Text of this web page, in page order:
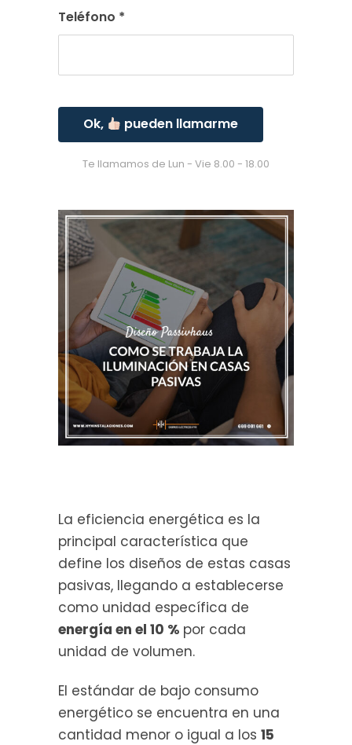
Teléfono *
Ok, pueden llamarme
Te llamamos de Lun - Vie 8.00 - 18.00
La eficiencia energética es la
principal característica que
define los diseños de estas casas
pasivas, llegando a establecerse
como unidad específica de
energía en el 10 % por cada
unidad de volumen.
El estándar de bajo consumo
energético se encuentra en una
cantidad menor o igual a los 15